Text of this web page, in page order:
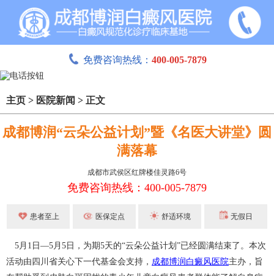
免费咨询热线： 400-005-7879
主页 > 医院新闻 > 正文
成都博润“云朵公益计划”暨《名医大讲堂》圆
满落幕
成都市武侯区红牌楼佳灵路6号
免费咨询热线：400-005-7879
患者至上 医保定点 舒适环境 无假日
5月1日—5月5日，为期5天的“云朵公益计划”已经圆满结束了。本次
活动由四川省关心下一代基金会支持， 成都博润白癜风医院主办，旨